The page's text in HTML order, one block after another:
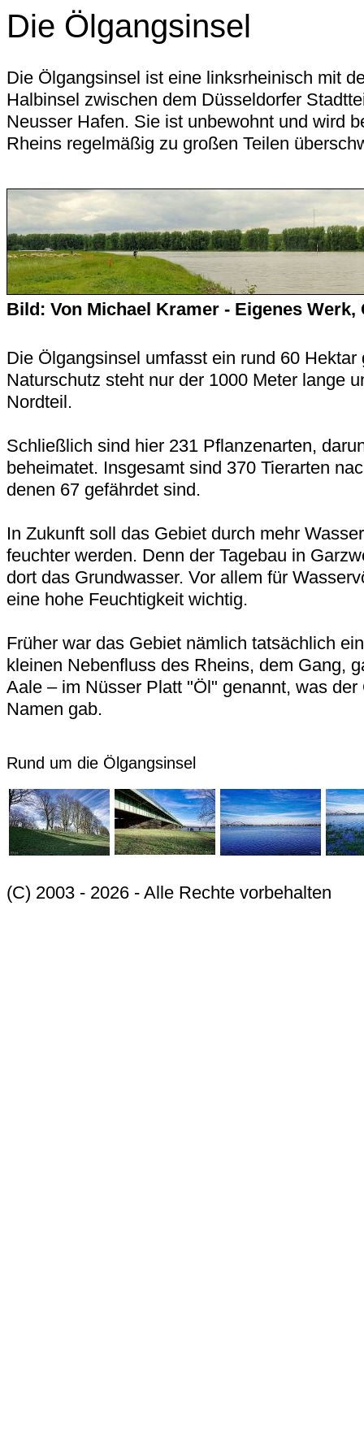
Die Ölgangsinsel
Die Ölgangsinsel ist eine linksrheinisch mit
Halbinsel zwischen dem Düsseldorfer
Neusser Hafen. Sie ist unbewohnt und wird
Rheins regelmäßig zu großen Teilen
Bild: Von Michael Kramer - Eigenes Werk,
Die Ölgangsinsel umfasst ein rund 60
Naturschutz steht nur der 1000 Meter lange
Nordteil.
Schließlich sind hier 231 Pflanzenarten,
beheimatet. Insgesamt sind 370 Tierarten
denen 67 gefährdet sind.
In Zukunft soll das Gebiet durch mehr
feuchter werden. Denn der Tagebau in
dort das Grundwasser. Vor allem für
eine hohe Feuchtigkeit wichtig.
Früher war das Gebiet nämlich tatsächlich
kleinen Nebenfluss des Rheins, dem Gang,
Aale – im Nüsser Platt "Öl" genannt, was
Namen gab.
Rund um die Ölgangsinsel
(C) 2003 - 2026 - Alle Rechte vorbehalten